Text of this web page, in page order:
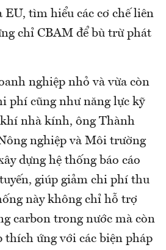
EU, tìm hiểu các cơ chế liên
chỉ CBAM để bù trừ phát
nghiệp nhỏ và vừa còn
phí cũng như năng lực kỹ
nhà kính, ông Thành
nghiệp và Môi trường
dựng hệ thống báo cáo
giúp giảm chi phí thu
này không chỉ hỗ trợ
carbon trong nước mà còn
thích ứng với các biện pháp